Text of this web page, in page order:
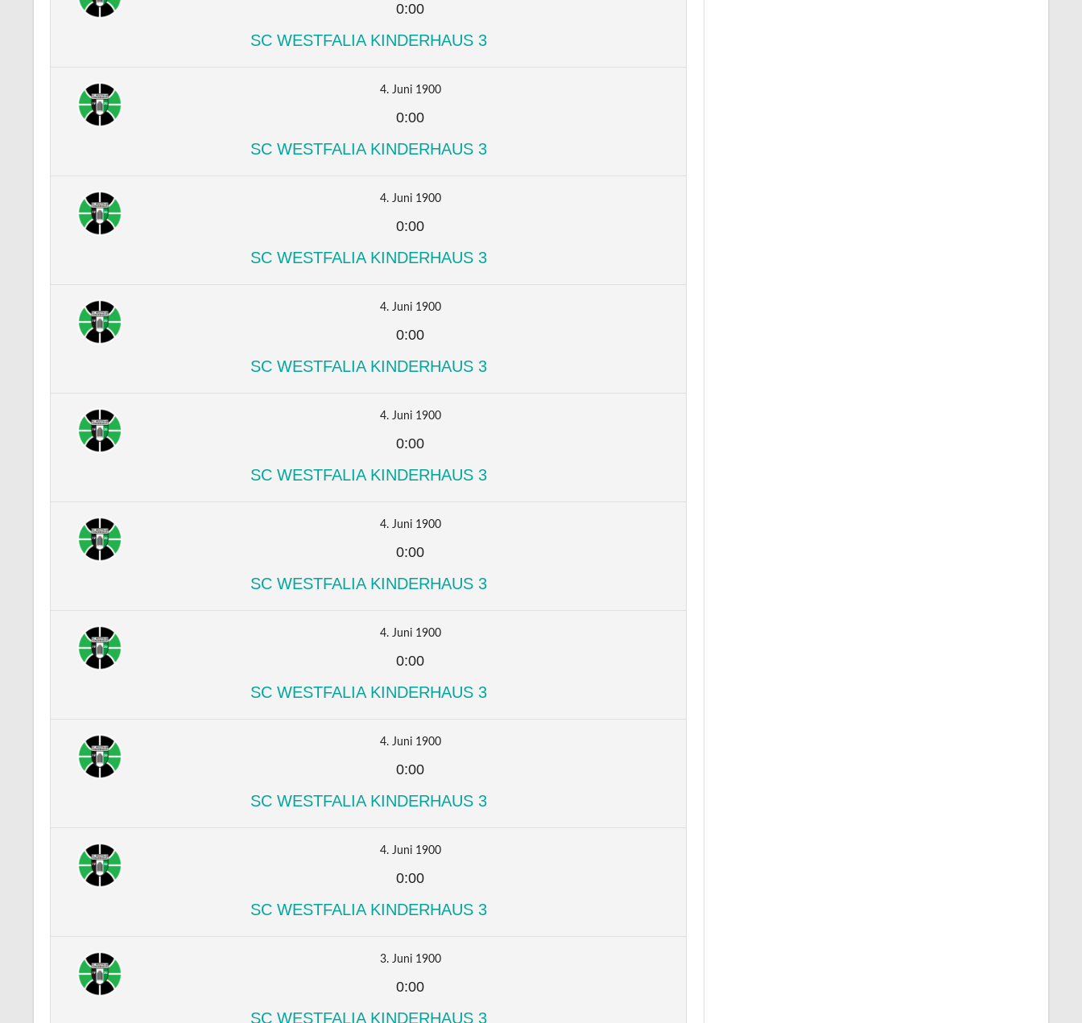
0:00
SC WESTFALIA KINDERHAUS 3
4. Juni 1900
0:00
SC WESTFALIA KINDERHAUS 3
4. Juni 1900
0:00
SC WESTFALIA KINDERHAUS 3
4. Juni 1900
0:00
SC WESTFALIA KINDERHAUS 3
4. Juni 1900
0:00
SC WESTFALIA KINDERHAUS 3
4. Juni 1900
0:00
SC WESTFALIA KINDERHAUS 3
4. Juni 1900
0:00
SC WESTFALIA KINDERHAUS 3
4. Juni 1900
0:00
SC WESTFALIA KINDERHAUS 3
4. Juni 1900
0:00
SC WESTFALIA KINDERHAUS 3
3. Juni 1900
0:00
SC WESTFALIA KINDERHAUS 3